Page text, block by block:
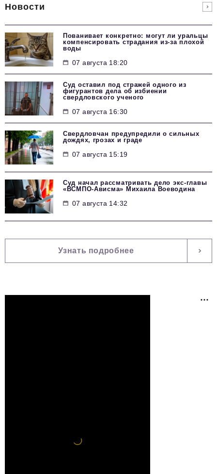
Новости
Пованивает конкретно: могут ли уральцы
компенсировать страдания из-за плохой
воды
07 августа 18:20
Суд оставил под стражей одного из
фигурантов дела об избиении
свердловского ученого
07 августа 16:30
Свердловчан предупредили о сильных
дождях, грозах и граде
07 августа 15:19
Суд начал рассматривать дело экс-главы
«ВСМПО-Ависма» Михаила Воеводина
07 августа 14:32
Узнать подробнее